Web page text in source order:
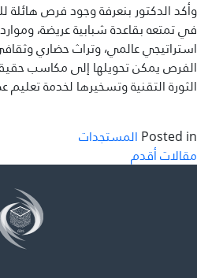
وأكد الدكتور بنعرفة وجود فرص هائلة
في تمتعه بقاعدة شبابية عريضة،
استراتيجي عالمي، وتراث حضاري
الفرص يمكن تحويلها إلى مكاسب
الثورة التقنية وتسخيرها لخدمة تعليم
Posted in المستجدات
تصفّح
مقالات أقدم